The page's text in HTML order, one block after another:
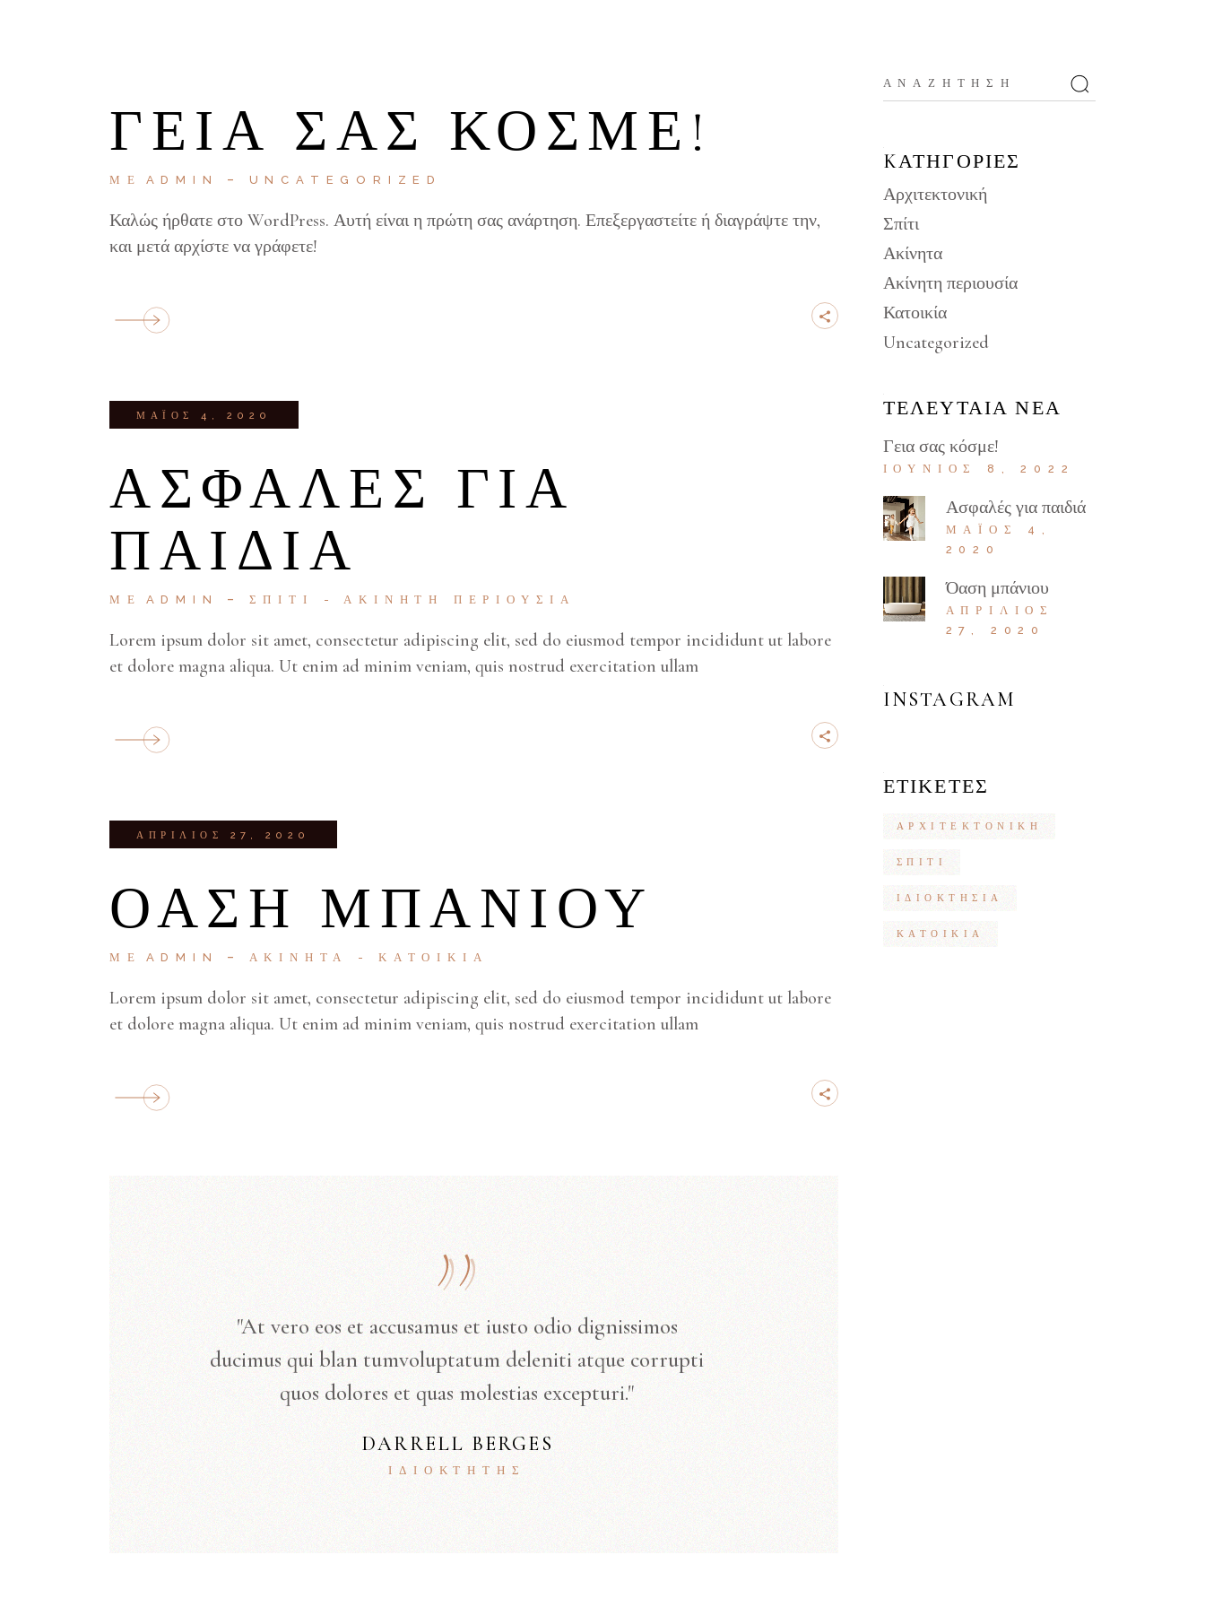
ΓΕΙΑ ΣΑΣ ΚΌΣΜΕ!
ΜΕ ADMIN UNCATEGORIZED
Καλώς ήρθατε στο WordPress. Αυτή είναι η πρώτη σας ανάρτηση. Επεξεργαστείτε ή διαγράψτε την,
και μετά αρχίστε να γράφετε!
ΜΆΙΟΣ 4, 2020
ΑΣΦΑΛΈΣ ΓΙΑ
ΠΑΙΔΙΆ
ΜΕ ADMIN ΣΠΊΤΙ ΑΚΊΝΗΤΗ ΠΕΡΙΟΥΣΊΑ
Lorem ipsum dolor sit amet, consectetur adipiscing elit, sed do eiusmod tempor incididunt ut labore
et dolore magna aliqua. Ut enim ad minim veniam, quis nostrud exercitation ullam
ΑΠΡΊΛΙΟΣ 27, 2020
ΌΑΣΗ ΜΠΆΝΙΟΥ
ΜΕ ADMIN ΑΚΊΝΗΤΑ ΚΑΤΟΙΚΊΑ
Lorem ipsum dolor sit amet, consectetur adipiscing elit, sed do eiusmod tempor incididunt ut labore
et dolore magna aliqua. Ut enim ad minim veniam, quis nostrud exercitation ullam
"At vero eos et accusamus et iusto odio dignissimos
ducimus qui blan tumvoluptatum deleniti atque corrupti
quos dolores et quas molestias excepturi."
DARRELL BERGES
ΙΔΙΟΚΤΉΤΗΣ
Αναζήτηση
για:
KΑΤΗΓΟΡΊΕΣ
Αρχιτεκτονική
Σπίτι
Ακίνητα
Ακίνητη περιουσία
Κατοικία
Uncategorized
ΤΕΛΕΥΤΑΊΑ ΝΈΑ
Γεια σας κόσμε!
ΙΟΎΝΙΟΣ 8, 2022
Ασφαλές για παιδιά
ΜΆΙΟΣ 4,
2020
Όαση μπάνιου
ΑΠΡΊΛΙΟΣ
27, 2020
INSTAGRAM
ΕΤΙΚΈΤΕΣ
ΑΡΧΙΤΕΚΤΟΝΙΚΉ
ΣΠΊΤΙ
ΙΔΙΟΚΤΗΣΊΑ
ΚΑΤΟΙΚΊΑ